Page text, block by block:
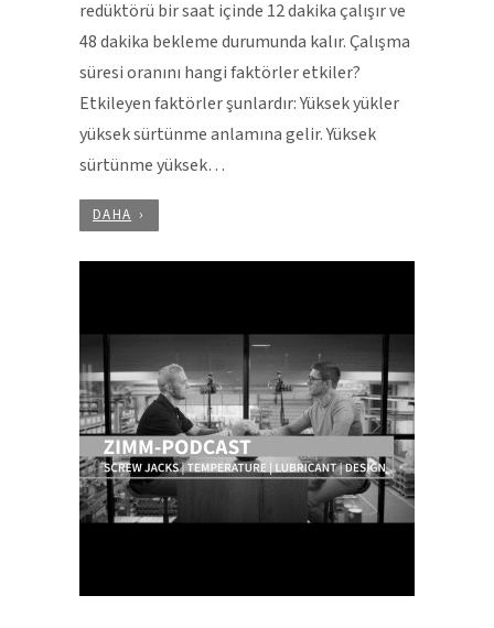
redüktörü bir saat içinde 12 dakika çalışır ve
48 dakika bekleme durumunda kalır. Çalışma
süresi oranını hangi faktörler etkiler?
Etkileyen faktörler şunlardır: Yüksek yükler
yüksek sürtünme anlamına gelir. Yüksek
sürtünme yüksek…
DAHA